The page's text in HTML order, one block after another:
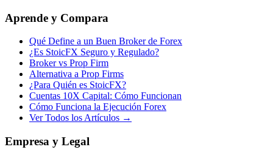
Aprende y Compara
Qué Define a un Buen Broker de Forex
¿Es StoicFX Seguro y Regulado?
Broker vs Prop Firm
Alternativa a Prop Firms
¿Para Quién es StoicFX?
Cuentas 10X Capital: Cómo Funcionan
Cómo Funciona la Ejecución Forex
Ver Todos los Artículos →
Empresa y Legal